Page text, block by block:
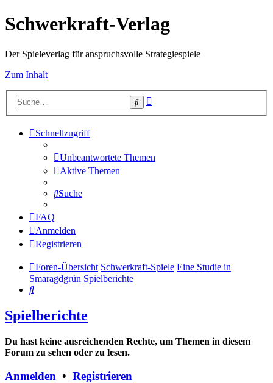
Schwerkraft-Verlag
Der Spieleverlag für anspruchsvolle Strategiespiele
Zum Inhalt
Suche
Schnellzugriff
Unbeantwortete Themen
Aktive Themen
Suche
FAQ
Anmelden
Registrieren
Foren-Übersicht Schwerkraft-Spiele Eine Studie in
Smaragdgrün Spielberichte
Suche
Spielberichte
Du hast keine ausreichenden Rechte, um Themen in diesem
Forum zu sehen oder zu lesen.
Anmelden • Registrieren